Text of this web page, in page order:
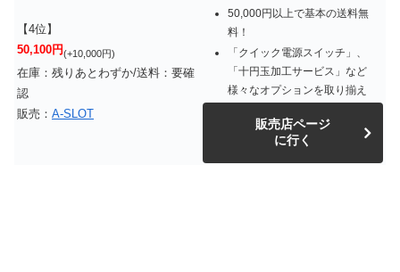
【4位】
50,100円(+10,000円)
在庫：残りあとわずか/送料：要確
認
販売： A-SLOT
50,000円以上で基本の送料無
料！
「クイック電源スイッチ」、
「十円玉加工サービス」など
様々なオプションを取り揃え
販売店ページ
に行く